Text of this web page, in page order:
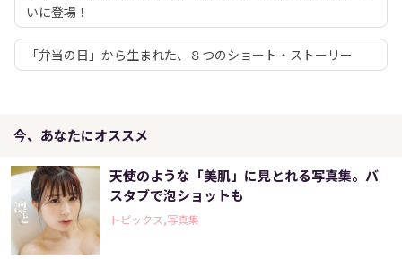
いに登場！
「弁当の日」から生まれた、８つのショート・ストーリー
今、あなたにオススメ
天使のような「美肌」に見とれる写真集。バ
スタブで泡ショットも
トピックス,写真集